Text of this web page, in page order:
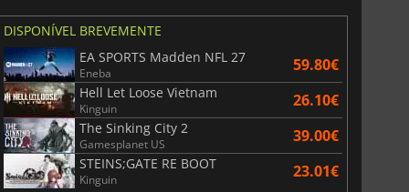
DISPONÍVEL BREVEMENTE
EA SPORTS Madden NFL 27
Eneba 59.80€
Hell Let Loose Vietnam
Kinguin 26.10€
The Sinking City 2
Gamesplanet US 39.00€
STEINS;GATE RE BOOT
Kinguin 23.01€